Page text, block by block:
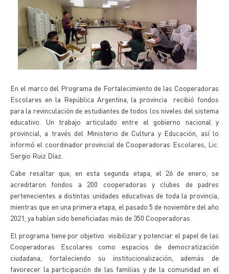
En el marco del Programa de Fortalecimiento de las Cooperadoras
Escolares en la República Argentina, la provincia recibió fondos
para la revinculación de estudiantes de todos los niveles del sistema
educativo. Un trabajo articulado entre el gobierno nacional y
provincial, a través del Ministerio de Cultura y Educación, así lo
informó el coordinador provincial de Cooperadoras Escolares, Lic.
Sergio Ruiz Díaz.
Cabe resaltar que, en esta segunda etapa, el 26 de enero, se
acreditaron fondos a 200 cooperadoras y clubes de padres
pertenecientes a distintas unidades educativas de toda la provincia,
mientras que en una primera etapa, el pasado 5 de noviembre del año
2021, ya habían sido beneficiadas más de 350 Cooperadoras.
El programa tiene por objetivo visibilizar y potenciar el papel de las
Cooperadoras Escolares como espacios de democratización
ciudadana, fortaleciendo su institucionalización, además de
favorecer la participación de las familias y de la comunidad en el